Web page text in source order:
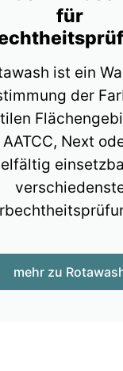
für
ist ein
der
AATCC, Next
mehr zu